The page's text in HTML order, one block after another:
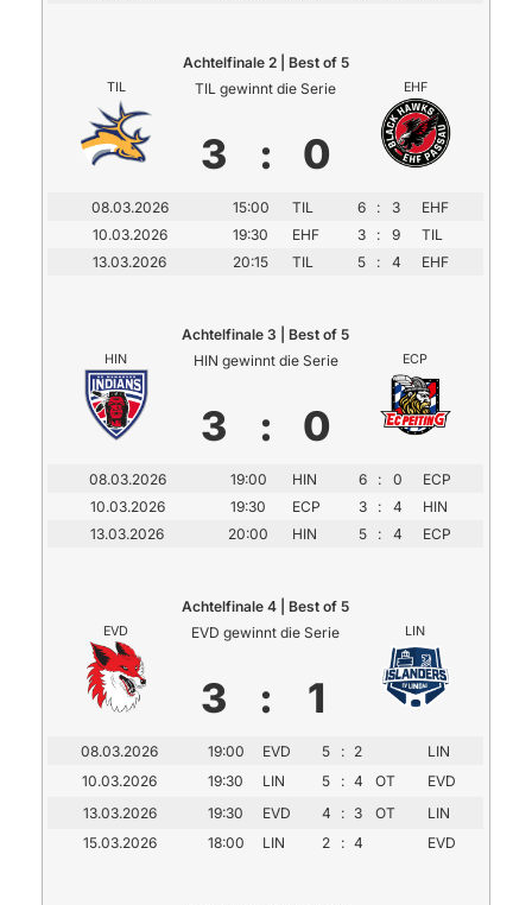
Achtelfinale 2 | Best of 5
EHF
TIL TIL gewinnt die Serie
3 : 0
08.03.2026 15:00 TIL 6 : 3
EHF
10.03.2026
19:30 EHF 3 : 9
TIL
13.03.2026
20:15 TIL 5 : 4 EHF
Achtelfinale 3 | Best of 5
ECP
HIN HIN gewinnt die Serie
3 : 0
08.03.2026 19:00 HIN 6 : 0
ECP
10.03.2026
19:30 ECP 3 : 4
HIN
13.03.2026
20:00 HIN 5 : 4 ECP
Achtelfinale 4 | Best of 5
LIN
EVD EVD gewinnt die Serie
3 : 1
08.03.2026 19:00 EVD 5 : 2
LIN
10.03.2026
19:30 LIN 5 : 4 OT
EVD
13.03.2026
19:30 EVD 4 : 3 OT
LIN
15.03.2026
18:00 LIN 2 : 4 EVD